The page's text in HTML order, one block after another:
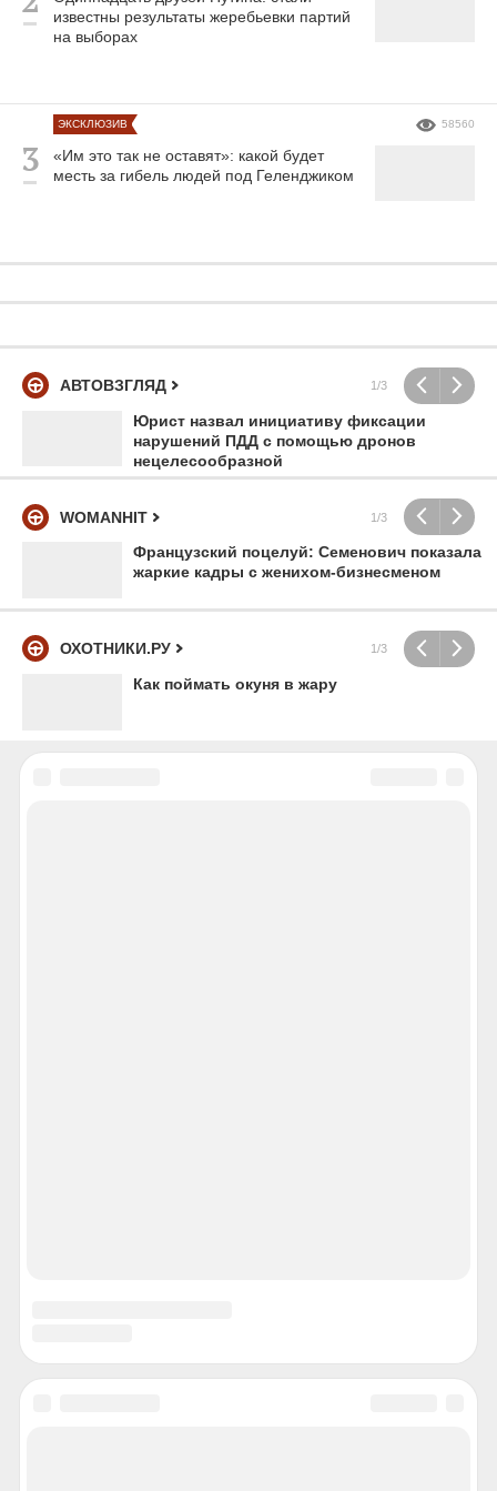
известны результаты жеребьевки партий
на выборах
«Им это так не оставят»: какой будет
месть за гибель людей под Геленджиком
ЭКСКЛЮЗИВ 58560
АВТОВЗГЛЯД 1/3
Юрист назвал инициативу фиксации
нарушений ПДД с помощью дронов
нецелесообразной
WOMANHIT 1/3
Французский поцелуй: Семенович показала
жаркие кадры с женихом-бизнесменом
ОХОТНИКИ.РУ 1/3
Как поймать окуня в жару